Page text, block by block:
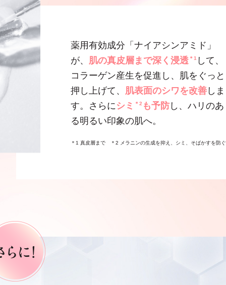
薬用有効成分「ナイアシンアミド」
が、 肌の真皮層まで深く浸透 ＊1 して、
コラーゲン産生を促進し、肌をぐっと
押し上げて、 肌表面のシワを改善 しま
す。さらにシミ ＊2 も予防 し、ハリのあ
る明るい印象の肌へ。
＊1 真皮層まで ＊2 メラニンの生成を抑え、シミ、そばかすを防ぐ